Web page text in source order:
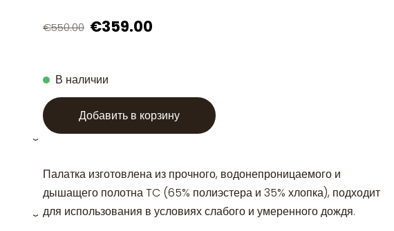
›
›
€550.00 €359.00
В наличии
Добавить в корзину
Палатка изготовлена из прочного, водонепроницаемого и
дышащего полотна TC (65% полиэстера и 35% хлопка), подходит
для использования в условиях слабого и умеренного дождя.